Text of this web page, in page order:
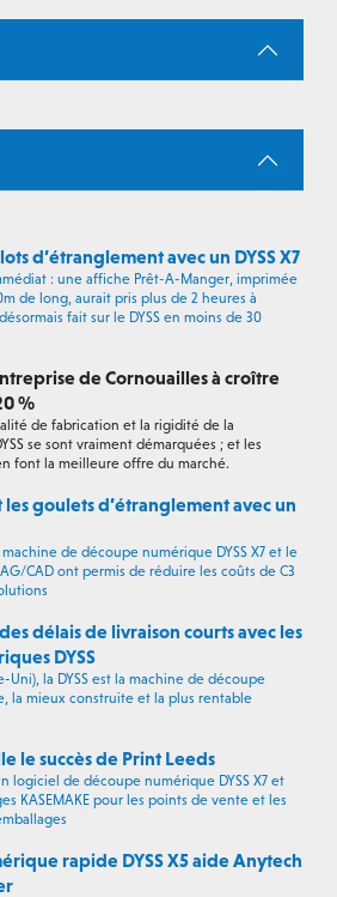
d’étranglement avec un DYSS X7
: une affiche Prêt-A-Manger, imprimée
de long, aurait pris plus de 2 heures à
fait sur le DYSS en moins de 30
de Cornouailles à croître
%
de fabrication et la rigidité de la
se sont vraiment démarquées ; et les
font la meilleure offre du marché.
les goulets d’étranglement avec un
de découpe numérique DYSS X7 et le
CAD ont permis de réduire les coûts de C3
délais de livraison courts avec les
DYSS
Uni), la DYSS est la machine de découpe
la mieux construite et la plus rentable
le succès de Print Leeds
logiciel de découpe numérique DYSS X7 et
KASEMAKE pour les points de vente et les
rapide DYSS X5 aide Anytech